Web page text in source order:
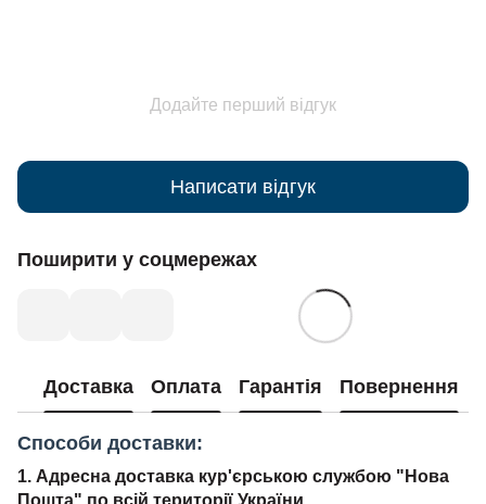
Додайте перший відгук
Написати відгук
Поширити у соцмережах
Доставка Оплата Гарантія Повернення
Способи доставки:
1. Адресна доставка кур'єрською службою "Нова
Пошта" по всій території України.